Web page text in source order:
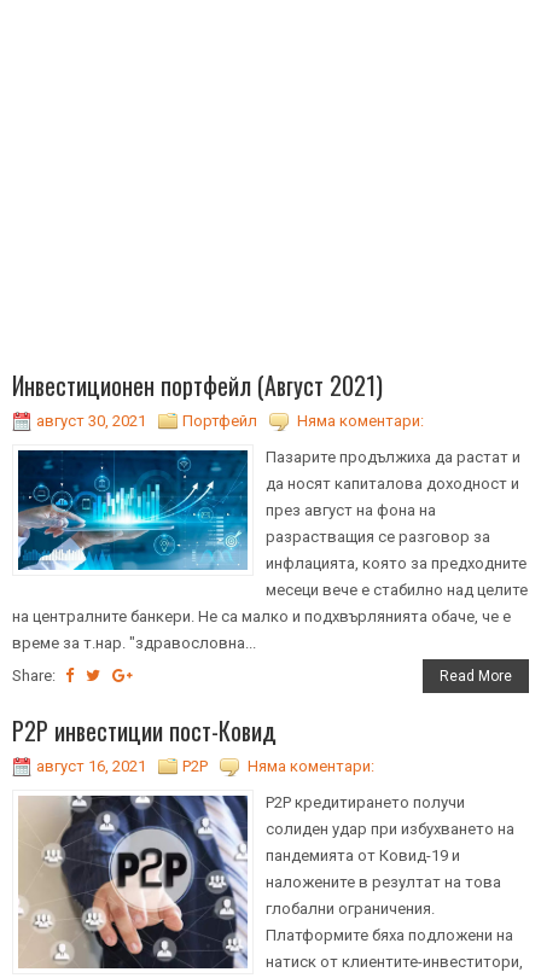
Инвестиционен портфейл (Август 2021)
август 30, 2021 Портфейл
Няма коментари:
Пазарите продължиха да растат и
да носят капиталова доходност и
през август на фона на
разрастващия се разговор за
инфлацията, която за предходните
месеци вече е стабилно над целите
на централните банкери. Не са малко и подхвърлянията обаче, че е
време за т.нар. "здравословна...
Share:
Read More
P2P инвестиции пост-Ковид
август 16, 2021 P2P
Няма коментари:
P2P кредитирането получи
солиден удар при избухването на
пандемията от Ковид-19 и
наложените в резултат на това
глобални ограничения.
Платформите бяха подложени на
натиск от клиентите-инвеститори,